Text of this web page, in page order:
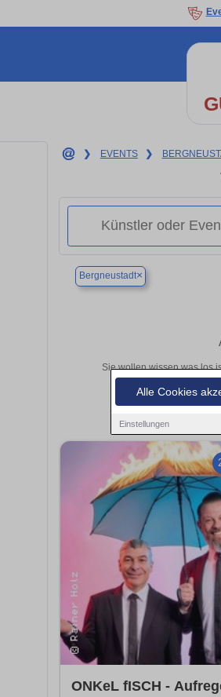
Alle Cookies
Einstellungen
❯ EVENTS ❯
Bergneustadt×
Sie wollen wissen was los
ONKeL fISCH -